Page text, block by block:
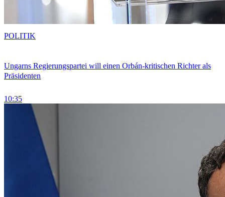
Ungarns Regierungspartei will einen Orbán-kritischen Richter als
Präsidenten
10:35
POLITIK